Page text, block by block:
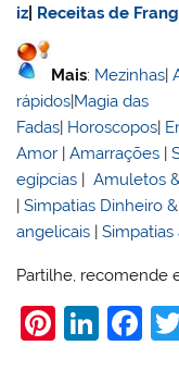
iz Receitas de
Mais: Mezinhas|
rápidos|Magia das
Fadas| Horoscopos|
Amor |Amarrações |
egípcias |Amuletos
|Simpatias Dinheiro
angelicais |
Partilhe, recomende
Pi Li F